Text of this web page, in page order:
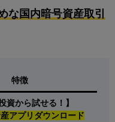
な国内暗号資産取引
特徴
資から試せる！】
アプリダウンロード